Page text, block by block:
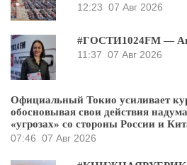
12:23 07 Авг 2026
#ГОСТИ1024FM —
11:37 07 Авг 2026
Официальный Токио усиливает
обосновывая свои действия
«угрозах» со стороны России и
07:46 07 Авг 2026